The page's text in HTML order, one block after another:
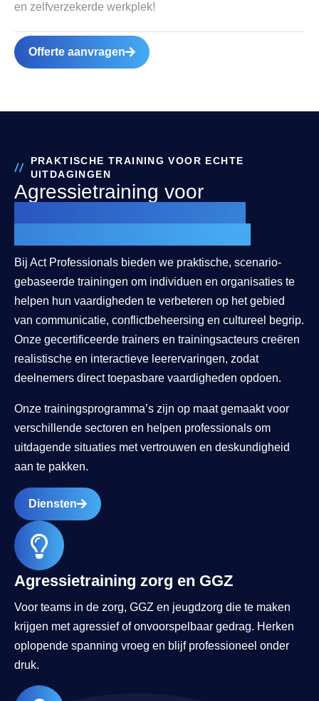
en zelfverzekerde werkplek!
Offerte aanvragen
PRAKTISCHE TRAINING VOOR ECHTE
UITDAGINGEN
Agressietraining voor
Bij Act Professionals bieden we praktische, scenario-
gebaseerde trainingen om individuen en organisaties te
helpen hun vaardigheden te verbeteren op het gebied
van communicatie, conflictbeheersing en cultureel begrip.
Onze gecertificeerde trainers en trainingsacteurs creëren
realistische en interactieve leerervaringen, zodat
deelnemers direct toepasbare vaardigheden opdoen.
Onze trainingsprogramma’s zijn op maat gemaakt voor
verschillende sectoren en helpen professionals om
uitdagende situaties met vertrouwen en deskundigheid
aan te pakken.
Diensten
Agressietraining zorg en GGZ
Voor teams in de zorg, GGZ en jeugdzorg die te maken
krijgen met agressief of onvoorspelbaar gedrag. Herken
oplopende spanning vroeg en blijf professioneel onder
druk.